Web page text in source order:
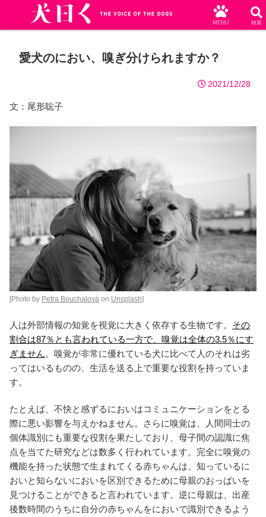
愛犬のにおい、嗅ぎ分けられますか？
2021/12/28
文：尾形聡子
[Photo by Petra Bouchalová on Unsplash]
人は外部情報の知覚を視覚に大きく依存する生物です。 その
割合は87％とも言われている一方で、嗅覚は全体の3.5％にす
ぎません。嗅覚が非常に優れている犬に比べて人のそれは劣
ってはいるものの、生活を送る上で重要な役割を持っていま
す。
たとえば、不快と感ずるにおいはコミュニケーションをとる
際に悪い影響を与えかねません。さらに嗅覚は、人間同士の
個体識別にも重要な役割を果たしており、母子間の認識に焦
点を当てた研究などは数多く行われています。完全に嗅覚の
機能を持った状態で生まれてくる赤ちゃんは、知っているに
おいと知らないにおいを区別できるために母親のおっぱいを
見つけることができると言われています。逆に母親は、出産
後数時間のうちに自分の赤ちゃんをにおいで識別できるよう
MENU 検索